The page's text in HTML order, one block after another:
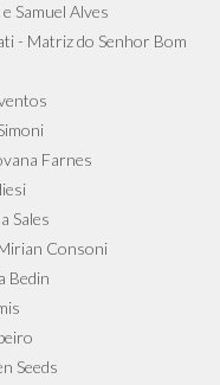
Samuel Alves
- Matriz do Senhor Bom
Farnes
Sales
Consoni
Bedin
Seeds